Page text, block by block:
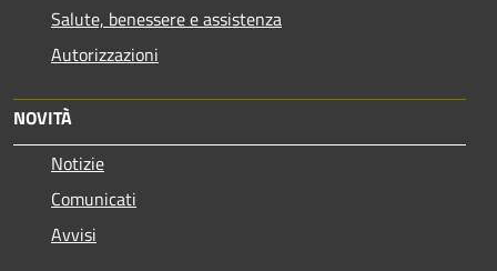
Salute, benessere e assistenza
Autorizzazioni
NOVITÀ
Notizie
Comunicati
Avvisi